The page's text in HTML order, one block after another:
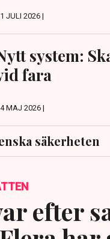
JULI 2026 |
system:
fara
MAJ 2026 |
säkerheten
efter